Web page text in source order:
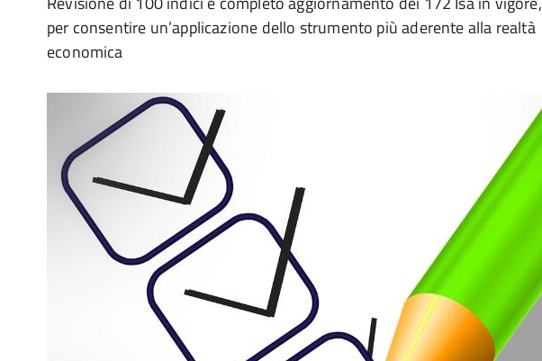
per consentire un’applicazione dello strumento più aderente alla realtà
economica